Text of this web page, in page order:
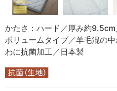
かたさ：ハード／厚み約
ボリュームタイプ／羊毛混の
わに抗菌加工／日本製